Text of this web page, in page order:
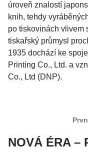
úroveň znalostí
knih, tehdy
po tiskovinách vlivem
tiskařský průmysl
1935 dochází ke
Printing Co., Ltd. a
Co., Ltd (DNP).
NOVÁ ÉRA –